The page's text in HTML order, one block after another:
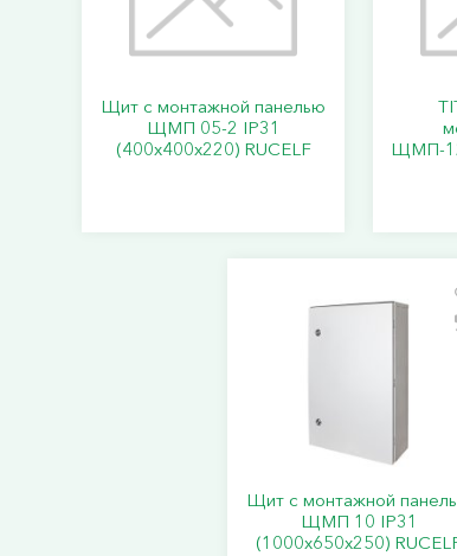
Щит с монтажной панелью
ЩМП 05-2 IP31
(400х400х220) RUCELF
ЩМП-
Щит с монтажной
ЩМП 10 IP31
(1000х650х250)